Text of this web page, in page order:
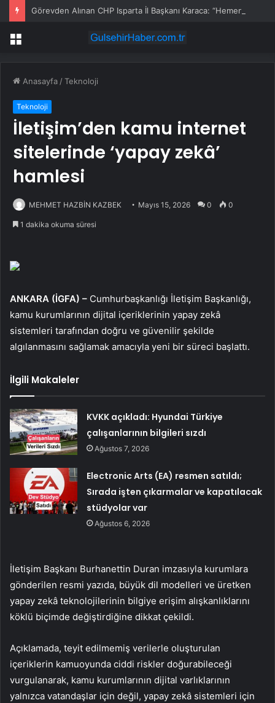
Menü
Anasayfa /Teknoloji
Teknoloji
İletişim’den kamu internet
sitelerinde ‘yapay zekâ’
hamlesi
MEHMET HAZBİN KAZBEK Mayıs 15, 2026 0 0
1 dakika okuma süresi
ANKARA (İGFA) – Cumhurbaşkanlığı İletişim Başkanlığı,
kamu kurumlarının dijital içeriklerinin yapay zekâ
sistemleri tarafından doğru ve güvenilir şekilde
algılanmasını sağlamak amacıyla yeni bir süreci başlattı.
İlgili Makaleler
KVKK açıkladı: Hyundai Türkiye
çalışanlarının bilgileri sızdı
Ağustos 7, 2026
Electronic Arts (EA) resmen satıldı;
Sırada işten çıkarmalar ve kapatılacak
stüdyolar var
Ağustos 6, 2026
İletişim Başkanı Burhanettin Duran imzasıyla kurumlara
gönderilen resmi yazıda, büyük dil modelleri ve üretken
yapay zekâ teknolojilerinin bilgiye erişim alışkanlıklarını
köklü biçimde değiştirdiğine dikkat çekildi.
Açıklamada, teyit edilmemiş verilerle oluşturulan
içeriklerin kamuoyunda ciddi riskler doğurabileceği
vurgulanarak, kamu kurumlarının dijital varlıklarının
yalnızca vatandaşlar için değil, yapay zekâ sistemleri için